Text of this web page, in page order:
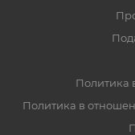
Политика
Политика в